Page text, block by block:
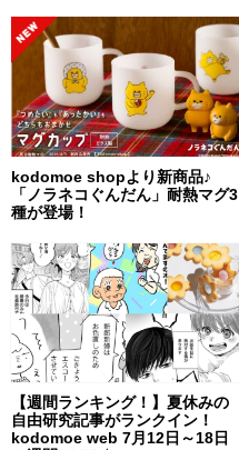
kodomoe shopより新商品♪
「ノラネコぐんだん」耐熱マグ3
種が登場！
【週間ランキング！】夏休みの
自由研究記事がランクイン！
kodomoe web 7月12日～18日